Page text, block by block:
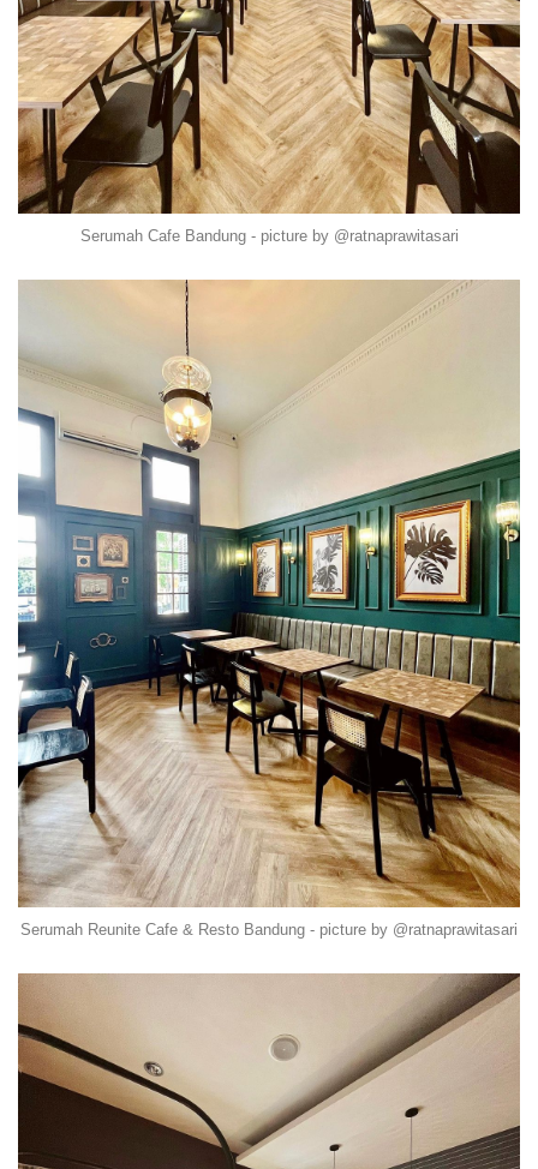
Serumah Cafe Bandung - picture by @ratnaprawitasari
Serumah Reunite Cafe & Resto Bandung - picture by @ratnaprawitasari